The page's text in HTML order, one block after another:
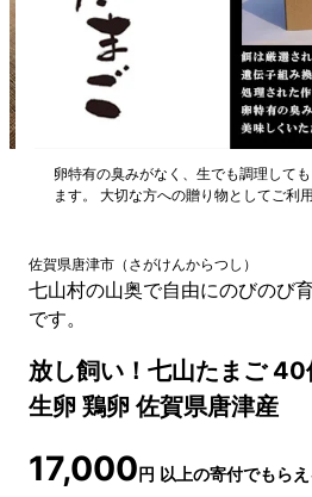
卵特有の臭みがなく、生でも調理して
ます。 大切な方への贈り物としてご利
佐賀県唐津市 （ さがけんからつし ）
七山村の山奥で自由にのびのび
です。
放し飼い！七山たまご
生卵 鶏卵 佐賀県唐津産
17,000円 以上の寄付でもらえ